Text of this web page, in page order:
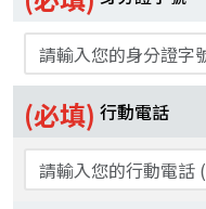
(必填) 行動電話